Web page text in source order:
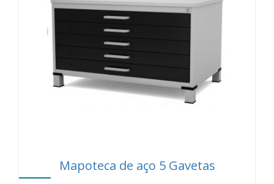
Mapoteca de aço 5 Gavetas